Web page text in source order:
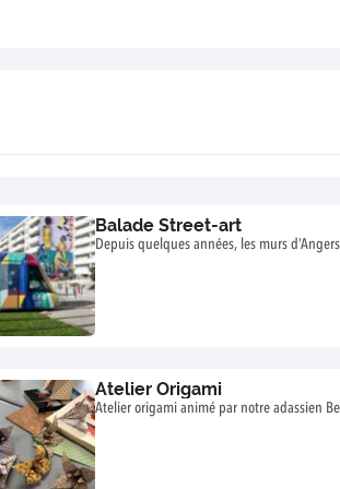
Balade Street-art
Depuis quelques années, les murs
Atelier Origami
Atelier origami animé par notre adassien